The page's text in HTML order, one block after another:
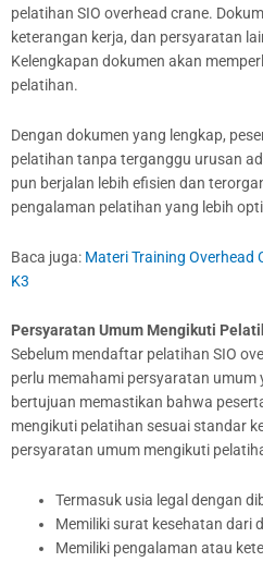
pelatihan SIO overhead crane.
keterangan kerja, dan persyaratan
Kelengkapan dokumen akan
pelatihan.
Dengan dokumen yang lengkap,
pelatihan tanpa terganggu urusan
pun berjalan lebih efisien dan
pengalaman pelatihan yang lebih
Baca juga: Materi Training Overhead
K3
Persyaratan Umum Mengikuti
Sebelum mendaftar pelatihan SIO
perlu memahami persyaratan
bertujuan memastikan bahwa
mengikuti pelatihan sesuai standar
persyaratan umum mengikuti
Termasuk usia legal dengan
Memiliki surat kesehatan dari
Memiliki pengalaman atau